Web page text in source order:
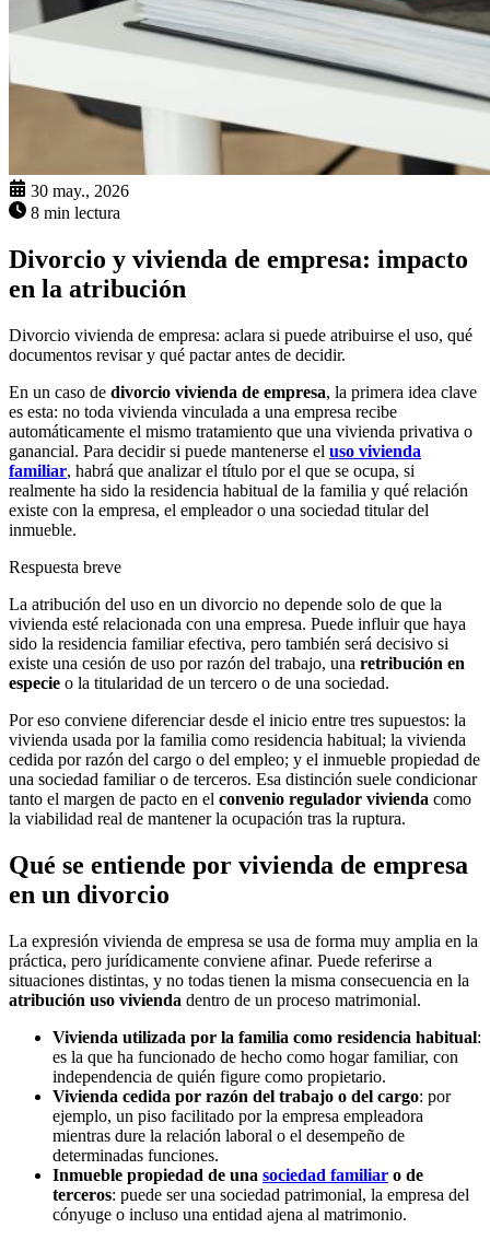
30 may., 2026
8 min lectura
Divorcio y vivienda de empresa: impacto
en la atribución
Divorcio vivienda de empresa: aclara si puede atribuirse el uso, qué
documentos revisar y qué pactar antes de decidir.
En un caso de divorcio vivienda de empresa, la primera idea clave
es esta: no toda vivienda vinculada a una empresa recibe
automáticamente el mismo tratamiento que una vivienda privativa o
ganancial. Para decidir si puede mantenerse el uso vivienda
familiar, habrá que analizar el título por el que se ocupa, si
realmente ha sido la residencia habitual de la familia y qué relación
existe con la empresa, el empleador o una sociedad titular del
inmueble.
Respuesta breve
La atribución del uso en un divorcio no depende solo de que la
vivienda esté relacionada con una empresa. Puede influir que haya
sido la residencia familiar efectiva, pero también será decisivo si
existe una cesión de uso por razón del trabajo, una retribución en
especie o la titularidad de un tercero o de una sociedad.
Por eso conviene diferenciar desde el inicio entre tres supuestos: la
vivienda usada por la familia como residencia habitual; la vivienda
cedida por razón del cargo o del empleo; y el inmueble propiedad de
una sociedad familiar o de terceros. Esa distinción suele condicionar
tanto el margen de pacto en el convenio regulador vivienda como
la viabilidad real de mantener la ocupación tras la ruptura.
Qué se entiende por vivienda de empresa
en un divorcio
La expresión vivienda de empresa se usa de forma muy amplia en la
práctica, pero jurídicamente conviene afinar. Puede referirse a
situaciones distintas, y no todas tienen la misma consecuencia en la
atribución uso vivienda dentro de un proceso matrimonial.
Vivienda utilizada por la familia como residencia habitual:
es la que ha funcionado de hecho como hogar familiar, con
independencia de quién figure como propietario.
Vivienda cedida por razón del trabajo o del cargo: por
ejemplo, un piso facilitado por la empresa empleadora
mientras dure la relación laboral o el desempeño de
determinadas funciones.
Inmueble propiedad de una sociedad familiar o de
terceros: puede ser una sociedad patrimonial, la empresa del
cónyuge o incluso una entidad ajena al matrimonio.